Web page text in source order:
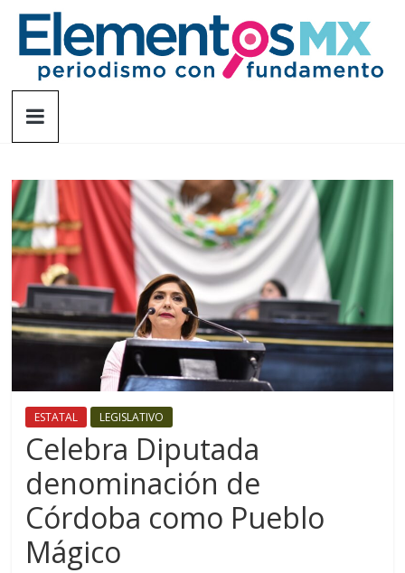
Saltar
contenido
Elementosmx
fundamento
ESTATAL LEGISLATIVO
Celebra Diputada
denominación de
Córdoba como Pueblo
Mágico